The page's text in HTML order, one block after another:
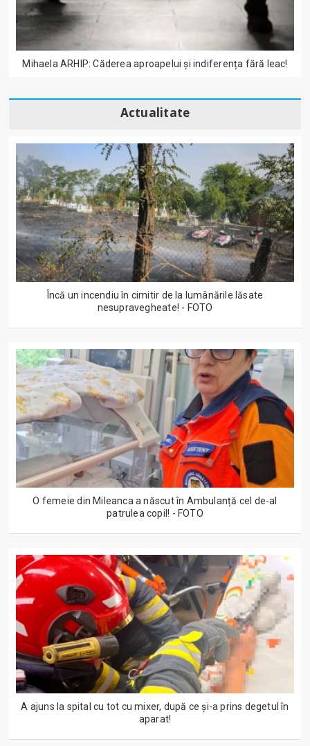
Mihaela ARHIP: Căderea aproapelui și indiferența fără leac!
Actualitate
Încă un incendiu în cimitir de la lumânările lăsate
nesupravegheate! - FOTO
O femeie din Mileanca a născut în Ambulanță cel de-al
patrulea copil! - FOTO
A ajuns la spital cu tot cu mixer, după ce și-a prins degetul în
aparat!